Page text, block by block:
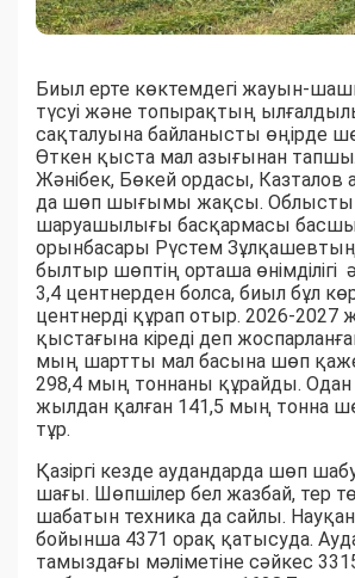
Биыл ерте көктемдегі жауын-
түсуі және топырақтың
сақталуына байланысты өңірде
Өткен қыста мал азығынан
Жәнібек, Бөкей ордасы, Казталов
да шөп шығымы жақсы.
шаруашылығы басқармасы
орынбасары Рүстем
былтыр шөптің орташа өнімділігі
3,4 центнерден болса, биыл бұл
центнерді құрап отыр. 2026-2027
қыстағына кіреді деп
мың шартты мал басына шөп
298,4 мың тоннаны құрайды. Одан
жылдан қалған 141,5 мың тонна
тұр.
Қазіргі кезде аудандарда шөп
шағы. Шөпшілер бел жазбай, тер
шабатын техника да сайлы.
бойынша 4371 орақ қатысуда.
тамыздағы мәліметіне сәйкес